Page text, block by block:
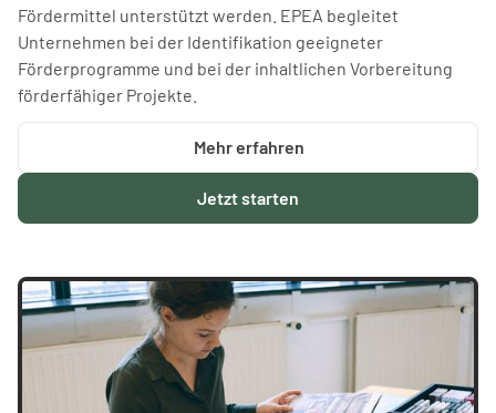
Fördermittel unterstützt werden. EPEA begleitet
Unternehmen bei der Identifikation geeigneter
Förderprogramme und bei der inhaltlichen Vorbereitung
förderfähiger Projekte.
Jetzt starten
Mehr erfahren